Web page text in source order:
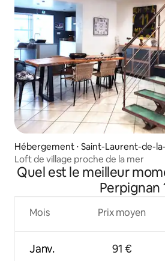
Hébergement ⋅ Saint-Laurent-de-
Loft de village proche de la mer
Quel est le meilleur
Perpignan
Mois
Janv.
Prix moyen
91 €